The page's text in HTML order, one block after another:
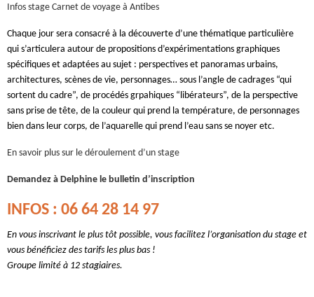
Infos stage Carnet de voyage à Antibes
Chaque jour sera consacré à la découverte d’une thématique particulière
qui s’articulera autour de propositions d’expérimentations graphiques
spécifiques et adaptées au sujet : perspectives et panoramas urbains,
architectures, scènes de vie, personnages… sous l’angle de cadrages “qui
sortent du cadre”, de procédés grpahiques “libérateurs”, de la perspective
sans prise de tête, de la couleur qui prend la température, de personnages
bien dans leur corps, de l’aquarelle qui prend l’eau sans se noyer etc.
En savoir plus sur le déroulement d’un stage
Demandez à Delphine le bulletin d’inscription
INFOS : 06 64 28 14 97
En vous inscrivant le plus tôt possible, vous facilitez l’organisation du stage et
vous bénéficiez des tarifs les plus bas !
Groupe limité à 12 stagiaires.